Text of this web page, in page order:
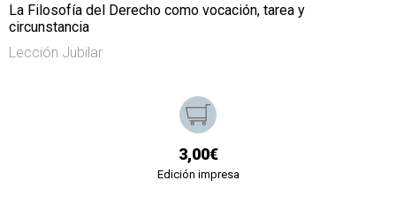
La Filosofía del Derecho como vocación, tarea y
circunstancia
Lección Jubilar
3,00€
Edición impresa